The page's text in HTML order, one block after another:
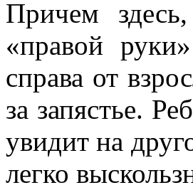
Причем
«правой
справа от
за запястье.
увидит на
легко